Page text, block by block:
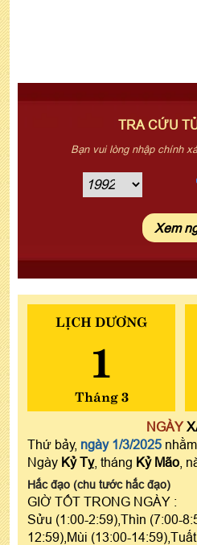
TRA CỨU
Bạn vui lòng nhập chính
LỊCH DƯƠNG
1
Tháng 3
NGÀY
Thứ bảy, ngày 1/3/2025
Ngày Kỷ Tỵ, tháng Kỷ Mão ,
Hắc đạo (chu tước hắc đạo)
GIỜ TỐT TRONG NGÀY :
Sửu (1:00-2:59),Thìn (7:00-
12:59),Mùi (13:00-